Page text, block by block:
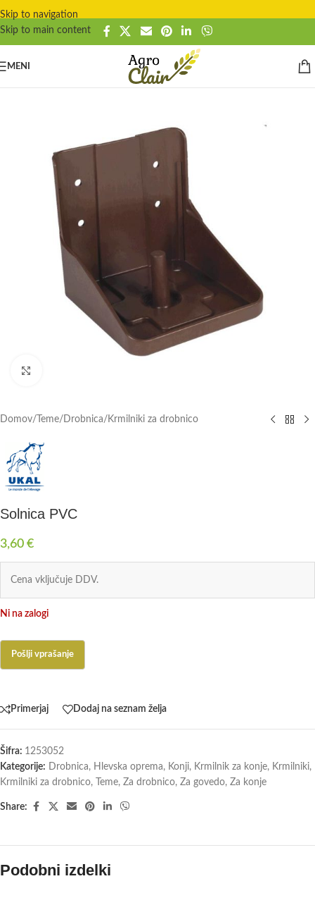
Skip to navigation
Skip to main content
MENI
Domov/ Teme/ Drobnica/ Krmilniki za drobnico
Solnica PVC
3,60 €
Cena vključuje DDV.
Ni na zalogi
Primerjaj Dodaj na seznam želja
Šifra: 1253052
Kategorije: Drobnica, Hlevska oprema, Konji, Krmilnik za konje, Krmilniki,
Krmilniki za drobnico, Teme, Za drobnico, Za govedo, Za konje
Share:
Podobni izdelki